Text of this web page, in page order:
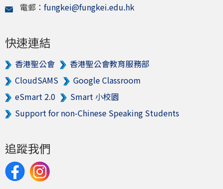
電郵： fungkei@fungkei.edu.hk
快速連結
香港聖公會
香港聖公會教育服務部
CloudSAMS
Google Classroom
eSmart 2.0
Smart 小校園
Support for non-Chinese Speaking Students
追蹤我們